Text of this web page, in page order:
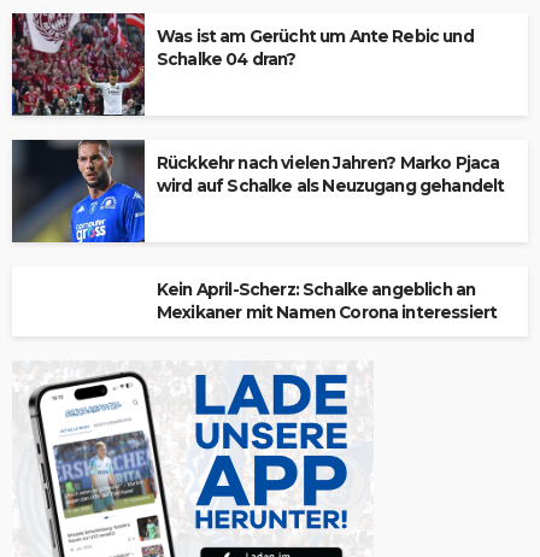
Was ist am Gerücht um Ante Rebic und
Schalke 04 dran?
Rückkehr nach vielen Jahren? Marko Pjaca
wird auf Schalke als Neuzugang gehandelt
Kein April-Scherz: Schalke angeblich an
Mexikaner mit Namen Corona interessiert